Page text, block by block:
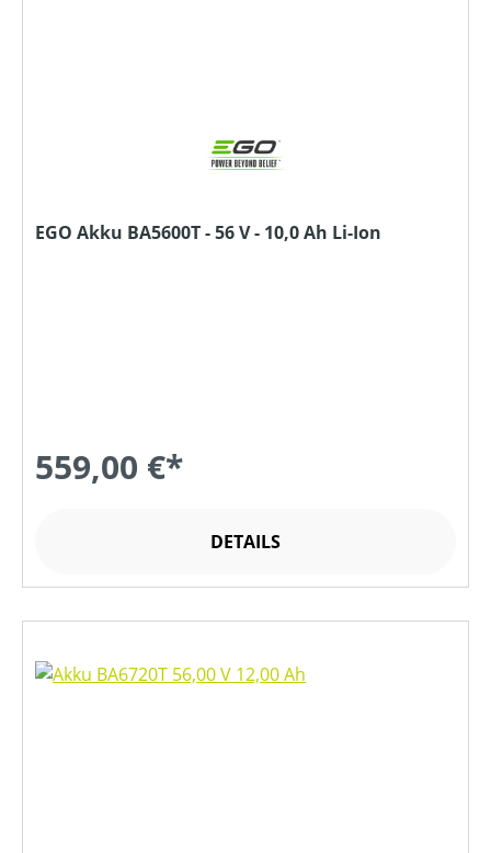
EGO Akku BA5600T - 56 V - 10,0 Ah Li-Ion
559,00 €*
DETAILS